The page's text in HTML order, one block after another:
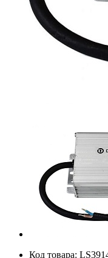
Код товара: